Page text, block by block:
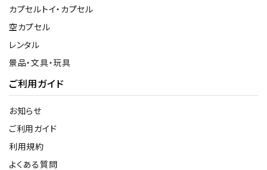
カプセルトイ・カプセル
空カプセル
レンタル
景品・文具・玩具
ご利用ガイド
お知らせ
ご利用ガイド
利用規約
よくある質問